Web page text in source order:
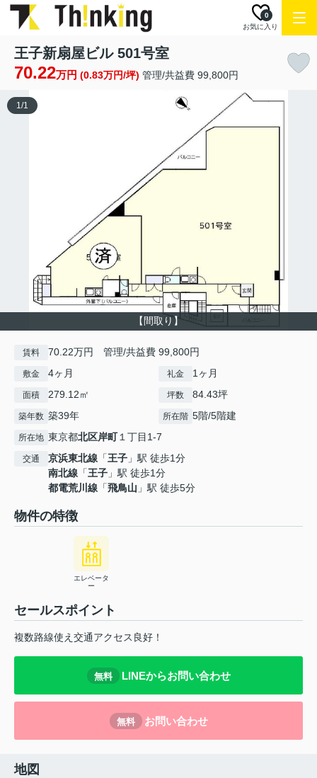
お気に入り
0
王子新扇屋ビル 501号室
70.22万円 (0.83万円/坪) 管理/共益費 99,800円
【間取り】
1/1
賃料 70.22万円 管理/共益費 99,800円
敷金 4ヶ月 礼金 1ヶ月
面積 279.12㎡ 坪数 84.43坪
築年数 築39年 所在階 5階/5階建
所在地 東京都北区岸町１丁目1-7
交通 京浜東北線 「王子 」駅 徒歩1分
南北線 「王子 」駅 徒歩1分
都電荒川線 「飛鳥山 」駅 徒歩5分
物件の特徴
エレベータ
ー
セールスポイント
複数路線使え交通アクセス良好！
無料 LINEからお問い合わせ
無料 お問い合わせ
地図